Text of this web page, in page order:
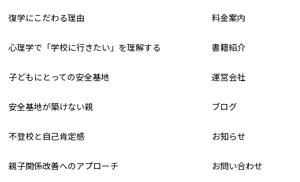
復学にこだわる理由
心理学で「学校に行きたい」を理解する
子どもにとっての安全基地
安全基地が築けない親
不登校と自己肯定感
親子関係改善へのアプローチ
料金案内
書籍紹介
運営会社
ブログ
お知らせ
お問い合わせ